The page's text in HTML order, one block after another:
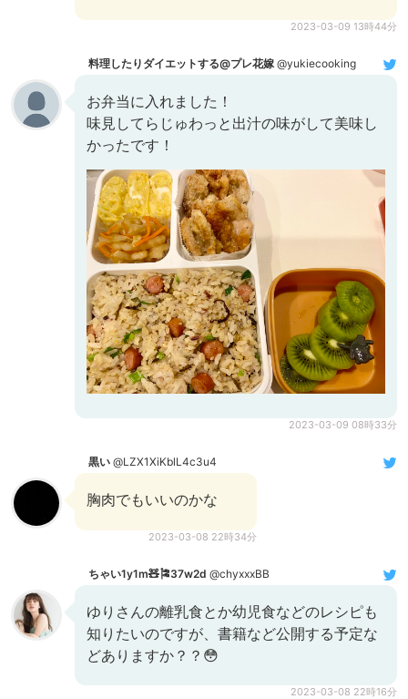
2023-03-09 13時44分
料理したりダイエットする@プレ花嫁 @yukiecooking
お弁当に入れました！
味見してらじゅわっと出汁の味がして美味し
かったです！
2023-03-09 08時33分
黒い @LZX1XiKblL4c3u4
胸肉でもいいのかな
2023-03-08 22時34分
ちゃい1y1m🧸🎏37w2d @chyxxxBB
ゆりさんの離乳食とか幼児食などのレシピも
知りたいのですが、書籍など公開する予定な
どありますか？？😳
2023-03-08 22時16分